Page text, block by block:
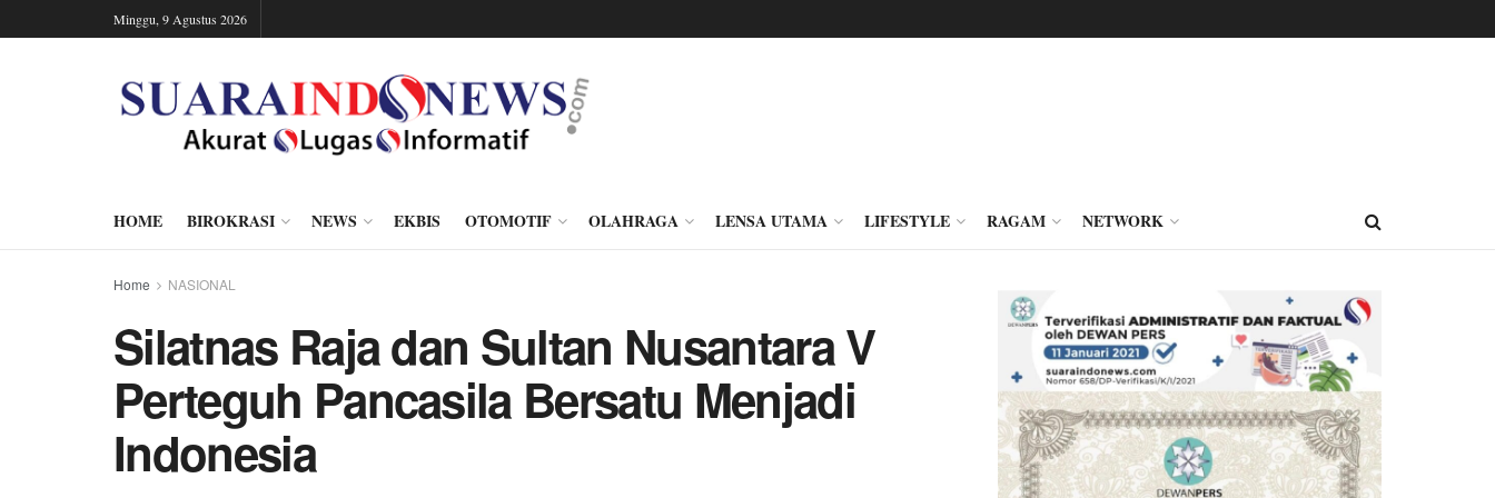
Minggu, 9 Agustus 2026
HOME BIROKRASI NEWS EKBIS OTOMOTIF OLAHRAGA LENSA UTAMA LIFESTYLE RAGAM NETWORK
Home NASIONAL
Silatnas Raja dan Sultan Nusantara V
Perteguh Pancasila Bersatu Menjadi
Indonesia